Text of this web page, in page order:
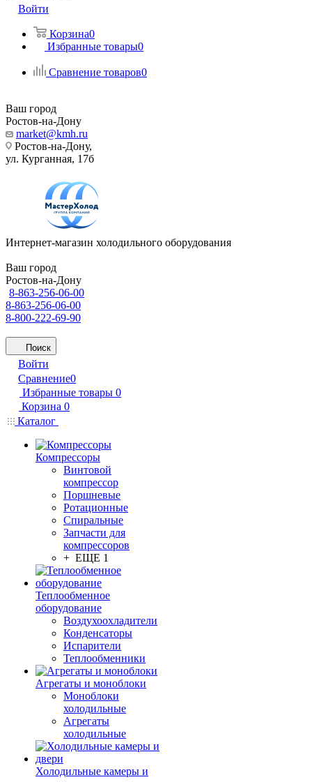
Войти
Корзина0
Избранные товары0
Сравнение товаров0
Ваш город
Ростов-на-Дону
market@kmh.ru
Ростов-на-Дону,
ул. Курганная, 17б
Интернет-магазин холодильного оборудования
Ваш город
Ростов-на-Дону
8-863-256-06-00
8-863-256-06-00
8-800-222-69-90
Поиск
Войти
Сравнение0
Избранные товары 0
Корзина 0
Каталог
Компрессоры
Винтовой
компрессор
Поршневые
Ротационные
Спиральные
Запчасти для
компрессоров
+ ЕЩЕ 1
Теплообменное
оборудование
Воздухоохладители
Конденсаторы
Испарители
Теплообменники
Агрегаты и моноблоки
Моноблоки
холодильные
Агрегаты
холодильные
Холодильные камеры и